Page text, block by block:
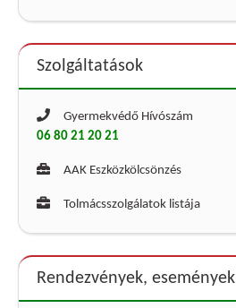
Szolgáltatások
Gyermekvédő Hívószám
06 80 21 20 21
AAK Eszközkölcsönzés
Tolmácsszolgálatok listája
Rendezvények, események